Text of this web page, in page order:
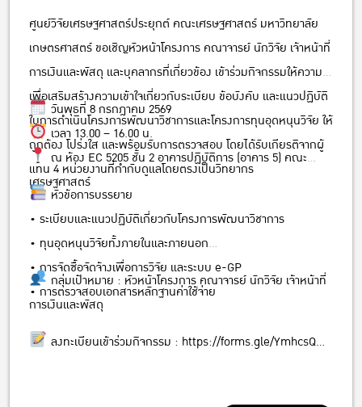
ศูนย์วิจัยเศรษฐศาสตร์ประยุกต์ คณะเศรษฐศาสตร์ มหาวิทยาลัย
เกษตรศาสตร์ ขอเชิญหัวหน้าโครงการ คณาจารย์ นักวิจัย เจ้าหน้าที่
การเงินและพัสดุ และบุคลากรที่เกี่ยวข้อง เข้าร่วมกิจกรรมให้ความรู้
เพื่อเสริมสร้างความเข้าใจเกี่ยวกับระเบียบ ข้อบังคับ และแนวปฏิบัติ
ในการดำเนินโครงการพัฒนาวิชาการและโครงการทุนอุดหนุนวิจัย ให้
ถูกต้อง โปร่งใส และพร้อมรับการตรวจสอบ โดยได้รับเกียรติจากผู้
แทน 4 หน่วยงานที่กำกับดูแลโดยตรงเป็นวิทยากร
วันพุธที่ 8 กรกฎาคม 2569
เวลา 13.00 – 16.00 น.
ณ ห้อง EC 5205 ชั้น 2 อาคารปฏิบัติการ (อาคาร 5) คณะ
เศรษฐศาสตร์
หัวข้อการบรรยาย
• ระเบียบและแนวปฏิบัติเกี่ยวกับโครงการพัฒนาวิชาการ
• ทุนอุดหนุนวิจัยทั้งภายในและภายนอก
• การจัดซื้อจัดจ้างเพื่อการวิจัย และระบบ e-GP
• การตรวจสอบเอกสารหลักฐานค่าใช้จ่าย
กลุ่มเป้าหมาย : หัวหน้าโครงการ คณาจารย์ นักวิจัย เจ้าหน้าที่
การเงินและพัสดุ
ลงทะเบียนเข้าร่วมกิจกรรม : https://forms.gle/YmhcsQ…